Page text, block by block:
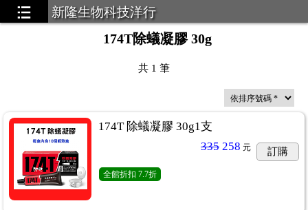
新隆生物科技洋行
174T除蟻凝膠 30g
共 1 筆
174T 除蟻凝膠 30g1支
335 258 元 訂購
全館折扣 7.7折